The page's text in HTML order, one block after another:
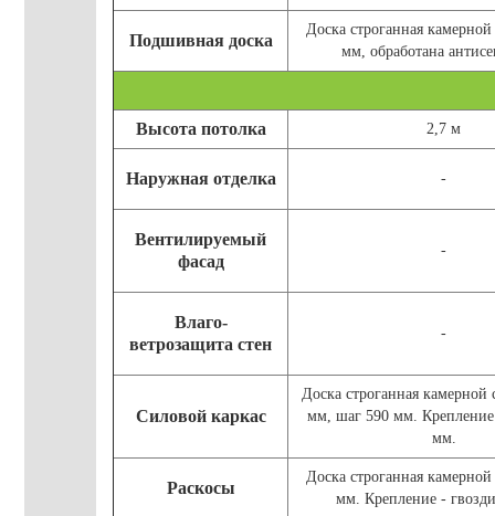
Подшивная доска
Доска строганная
мм, обработана
Высота потолка 2,7 м
Наружная отделка -
Вентилируемый
фасад
-
Влаго-
ветрозащита стен
-
Силовой каркас
Доска строганная
мм, шаг 590 мм. Крепление
мм.
Раскосы
Доска строганная
мм. Крепление -